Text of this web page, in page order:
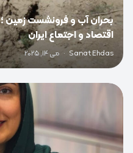
بحران آب و فرونشست زمین
اقتصاد و اجتماع ایران
Sanat Ehdas
· می 14, 2025